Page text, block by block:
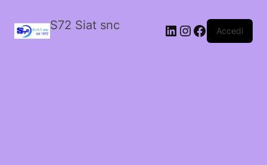
S72 Siat snc LinkedIn
Instagram
Facebook
Accedi